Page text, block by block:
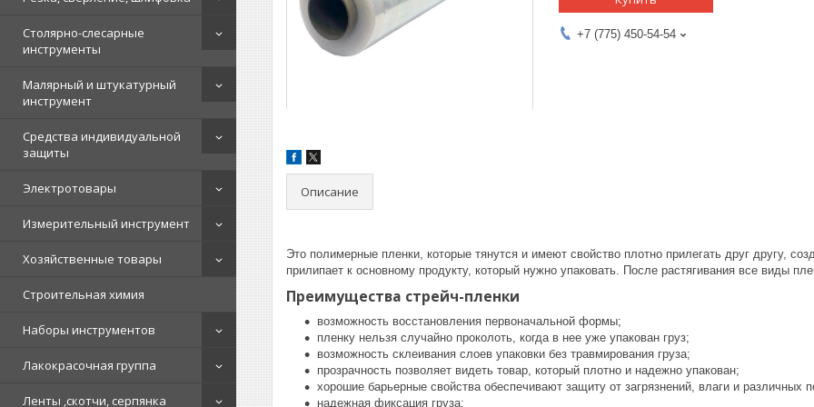
Столярно-слесарные
инструменты
Малярный и штукатурный
инструмент
Средства индивидуальной
защиты
Электротовары
Измерительный инструмент
Хозяйственные товары
Строительная химия
Наборы инструментов
Лакокрасочная группа
Ленты ,скотчи, серпянка
+7 (775) 450-54-54
Описание
Это полимерные пленки, которые тянутся и имеют свойство плотно прилегать друг другу,
прилипает к основному продукту, который нужно упаковать. После растягивания все виды
Преимущества стрейч-пленки
возможность восстановления первоначальной формы;
пленку нельзя случайно проколоть, когда в нее уже упакован груз;
возможность склеивания слоев упаковки без травмирования груза;
прозрачность позволяет видеть товар, который плотно и надежно упакован;
хорошие барьерные свойства обеспечивают защиту от загрязнений, влаги и различных
надежная фиксация груза;